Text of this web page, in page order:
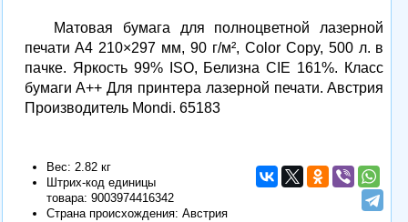
Матовая бумага для полноцветной лазерной
печати А4 210×297 мм, 90 г/м², Color Copy, 500 л. в
пачке. Яркость 99% ISO, Белизна CIE 161%. Класс
бумаги A++ Для принтера лазерной печати. Австрия
Производитель Mondi. 65183
Вес: 2.82 кг
Штрих-код единицы
товара: 9003974416342
Страна происхождения: Австрия